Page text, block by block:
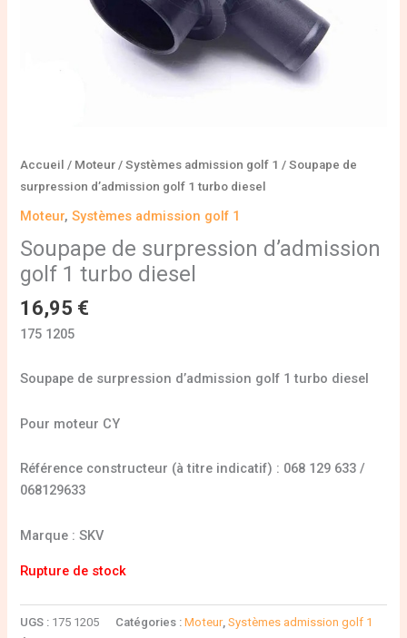
Accueil / Moteur /Systèmes admission golf 1 / Soupape de
surpression d’admission golf 1 turbo diesel
Moteur,Systèmes admission golf 1
Soupape de surpression d’admission
golf 1 turbo diesel
16,95 €
175 1205
Soupape de surpression d’admission golf 1 turbo diesel
Pour moteur CY
Référence constructeur (à titre indicatif) : 068 129 633 /
068129633
Marque : SKV
Rupture de stock
UGS : 175 1205 Catégories :Moteur,Systèmes admission golf 1